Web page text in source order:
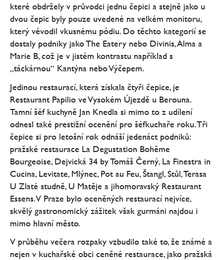
které obdržely v průvodci jednu čepici a stejně jako u
dvou čepic byly pouze uvedené na velkém monitoru,
který vévodil vkusnému pódiu. Do těchto kategorií se
dostaly podniky jako The Eatery nebo Divinis, Alma a
Marie B, což je v jistém kontrastu například s
„táckárnou“ Kantýna nebo Výčepem.
Jedinou restaurací, která získala čtyři čepice, je
Restaurant Papilio ve Vysokém Újezdě u Berouna.
Tamní šéf kuchyně Jan Knedla si mimo to z udílení
odnesl také prestižní ocenění pro šéfkuchaře roku. Tři
čepice si pro letošní rok odnáší jedenáct podniků:
pražské restaurace La Degustation Bohême
Bourgeoise, Dejvická 34 by Tomáš Černý, La Finestra in
Cucina, Levitate, Mlýnec, Pot au Feu, Štangl, Stůl, Terasa
U Zlaté studně, U Matěje a jihomoravský Restaurant
Essens. V Praze bylo oceněných restaurací nejvíce,
skvělý gastronomický zážitek však gurmáni najdou i
mimo hlavní město.
V průběhu večera rozpaky vzbudilo také to, že známé a
nejen v kuchařské obci ceněné restaurace, jako pražská